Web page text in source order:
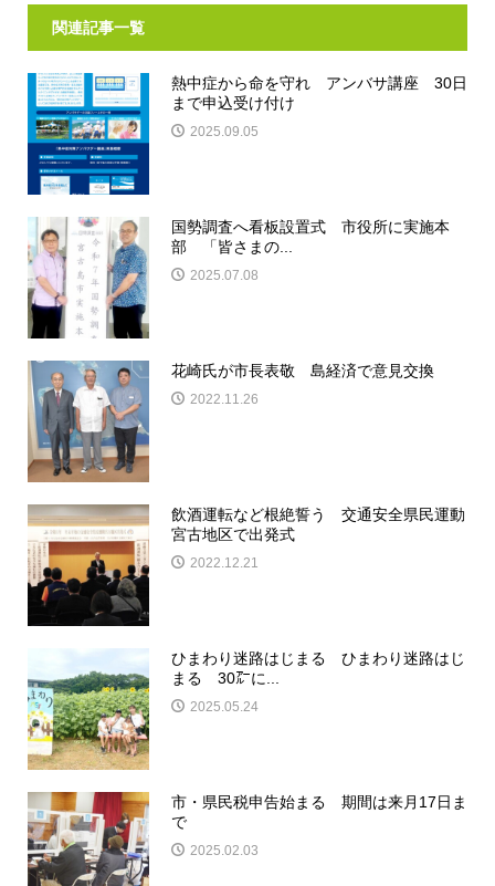
関連記事一覧
熱中症から命を守れ アンバサ講座 30日
まで申込受け付け
2025.09.05
国勢調査へ看板設置式 市役所に実施本
部 「皆さまの...
2025.07.08
花崎氏が市長表敬 島経済で意見交換
2022.11.26
飲酒運転など根絶誓う 交通安全県民運動
宮古地区で出発式
2022.12.21
ひまわり迷路はじまる ひまわり迷路はじ
まる 30㌃に...
2025.05.24
市・県民税申告始まる 期間は来月17日ま
で
2025.02.03